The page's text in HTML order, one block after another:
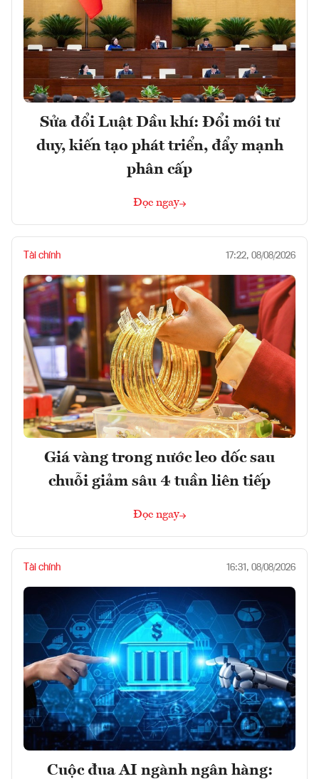
Sửa đổi Luật Dầu khí: Đổi mới tư
duy, kiến tạo phát triển, đẩy mạnh
phân cấp
Đọc ngay
Tài chính 17:22, 08/08/2026
Giá vàng trong nước leo dốc sau
chuỗi giảm sâu 4 tuần liên tiếp
Đọc ngay
Tài chính 16:31, 08/08/2026
Cuộc đua AI ngành ngân hàng: